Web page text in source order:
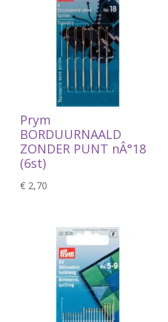
Prym
BORDUURNAALD
ZONDER PUNT nÂ°18
(6st)
€ 2,70